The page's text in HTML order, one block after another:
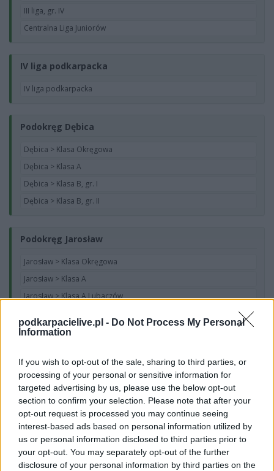
podkarpacielive.pl - Do Not Process My Personal
Information
If you wish to opt-out of the sale, sharing to third parties, or
processing of your personal or sensitive information for
targeted advertising by us, please use the below opt-out
section to confirm your selection. Please note that after your
opt-out request is processed you may continue seeing
interest-based ads based on personal information utilized by
us or personal information disclosed to third parties prior to
your opt-out. You may separately opt-out of the further
disclosure of your personal information by third parties on the
III liga, gr. IV
Centralna Liga Juniorów
IV liga podkarpacka
IV liga podkarpacka
Podokręg Dębica
Dębica > Klasa Okręgowa
Dębica > Klasa A
Dębica > Klasa B, gr. I
Dębica > Klasa B, gr. II
Podokręg Jarosław
Jarosław > Klasa Okręgowa
Jarosław > Klasa A
Jarosław > Klasa A Lubaczów
Jarosław > Klasa A Przeworsk
Jarosław > Klasa B Lubaczów
Jarosław > Klasa B Przemyśl
Jarosław > Klasa B Przeworsk
Podokręg Krosno
Krosno > Klasa Okręgowa